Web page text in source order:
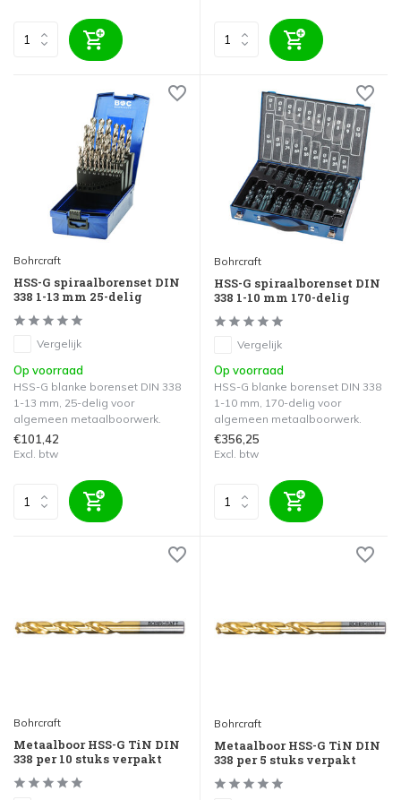
Bohrcraft
HSS-G spiraalborenset DIN
338 1-13 mm 25-delig
Vergelijk
Op voorraad
HSS-G blanke borenset DIN 338
1-13 mm, 25-delig voor
algemeen metaalboorwerk.
€101,42
Excl. btw
Bohrcraft
HSS-G spiraalborenset DIN
338 1-10 mm 170-delig
Vergelijk
Op voorraad
HSS-G blanke borenset DIN 338
1-10 mm, 170-delig voor
algemeen metaalboorwerk.
€356,25
Excl. btw
Bohrcraft
Metaalboor HSS-G TiN DIN
338 per 10 stuks verpakt
Bohrcraft
Metaalboor HSS-G TiN DIN
338 per 5 stuks verpakt